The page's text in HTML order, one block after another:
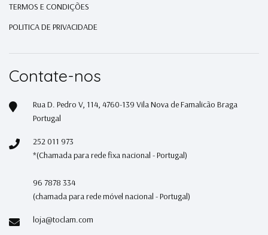
TERMOS E CONDIÇÕES
POLITICA DE PRIVACIDADE
Contate-nos
Rua D. Pedro V, 114, 4760-139 Vila Nova de Famalicão Braga
Portugal
252 011 973
*(Chamada para rede fixa nacional - Portugal)
96 7878 334
(chamada para rede móvel nacional - Portugal)
loja@toclam.com